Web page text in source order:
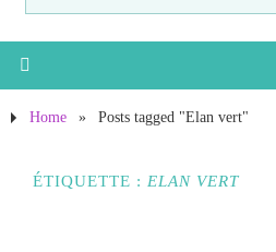
Home » Posts tagged "Elan vert"
ÉTIQUETTE : ELAN VERT